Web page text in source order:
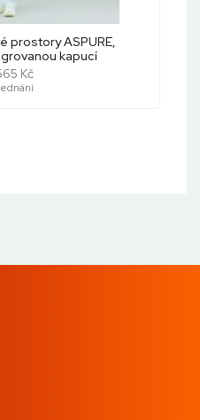
prostory ASPURE,
kapucí
Kč